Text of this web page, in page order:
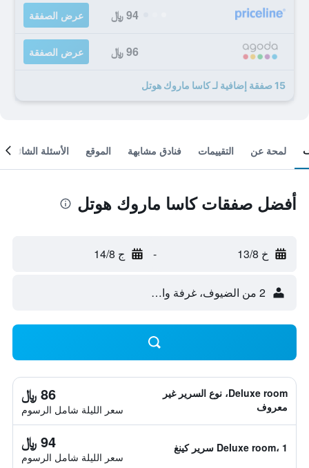
94 ﷼ عرض الصفقة
96 ﷼ عرض الصفقة
15 صفقة إضافية لـ كاسا ماروك هوتل
لمحة عن التقييمات فنادق مشابهة الموقع الأسئلة الشائعة
أفضل صفقات كاسا ماروك هوتل
خ 13/8 - ج 14/8
2 من الضيوف، غرفة واحدة
Deluxe room، نوع السرير غير
معروف
86 ﷼
سعر الليلة شامل الرسوم
Deluxe room، 1 سرير كينغ 94 ﷼
سعر الليلة شامل الرسوم